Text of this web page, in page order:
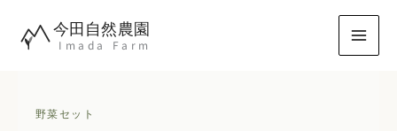
今田自然農園
Imada Farm
野菜セット